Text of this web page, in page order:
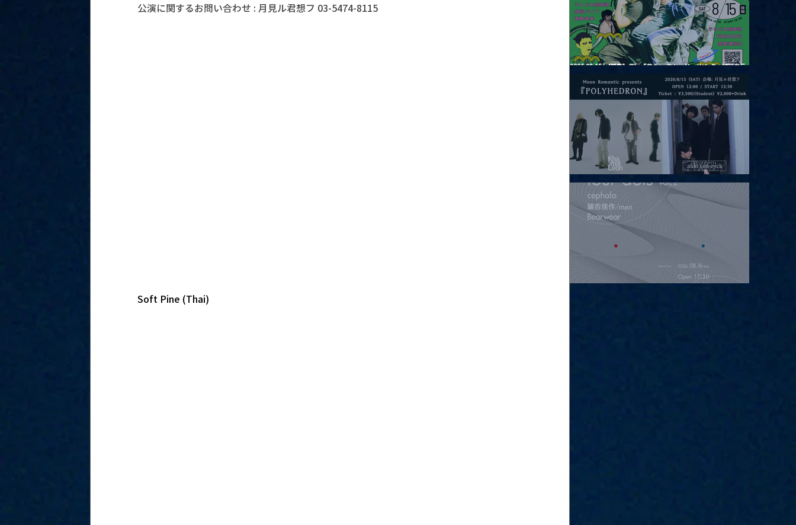
公演に関するお問い合わせ : 月見ル君想フ 03-5474-8115
Soft Pine (Thai)
2026.08.15 |【観覧】夜）『巷のmyストーリー/センター"訳"フラ
2026.08.15 |【観覧】昼）月見ルpre.『POLYHEDRON』